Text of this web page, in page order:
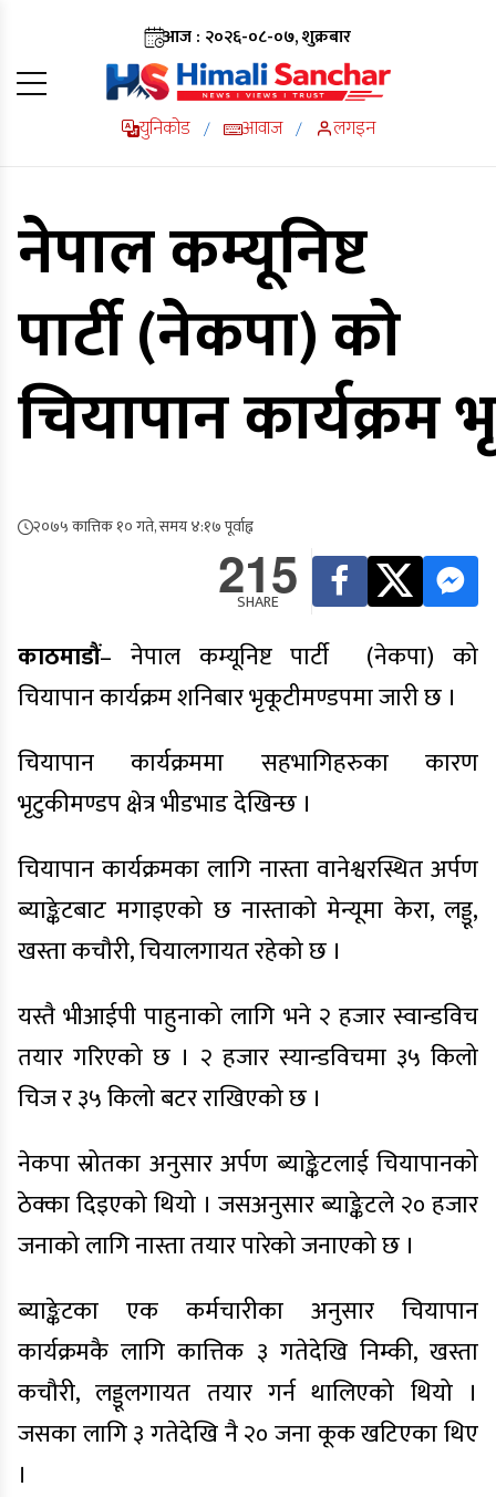
आज : २०२६-०८-०७, शुक्रबार
युनिकोड / आवाज / लगइन
नेपाल कम्यूनिष्ट
पार्टी (नेकपा) काे
चियापान
२०७५ कात्तिक १० गते, समय ४:१७ पूर्वाह्न
215
SHARE
काठमाडौं– नेपाल कम्यूनिष्ट पार्टी (नेकपा) को
चियापान कार्यक्रम शनिबार भृकूटीमण्डपमा जारी छ ।
चियापान कार्यक्रममा सहभागिहरुका कारण
भृटुकीमण्डप क्षेत्र भीडभाड देखिन्छ ।
चियापान कार्यक्रमका लागि नास्ता वानेश्वरस्थित अर्पण
ब्याङ्केटबाट मगाइएको छ नास्ताको मेन्यूमा केरा, लड्डू,
खस्ता कचौरी, चियालगायत रहेको छ ।
यस्तै भीआईपी पाहुनाको लागि भने २ हजार स्वान्डविच
तयार गरिएको छ । २ हजार स्यान्डविचमा ३५ किलो
चिज र ३५ किलो बटर राखिएको छ ।
नेकपा स्रोतका अनुसार अर्पण ब्याङ्केटलाई चियापानको
ठेक्का दिइएको थियो । जसअनुसार ब्याङ्केटले २० हजार
जनाको लागि नास्ता तयार पारेको जनाएको छ ।
ब्याङ्केटका एक कर्मचारीका अनुसार चियापान
कार्यक्रमकै लागि कात्तिक ३ गतेदेखि निम्की, खस्ता
कचौरी, लड्डूलगायत तयार गर्न थालिएको थियो ।
जसका लागि ३ गतेदेखि नै २० जना कूक खटिएका थिए
।